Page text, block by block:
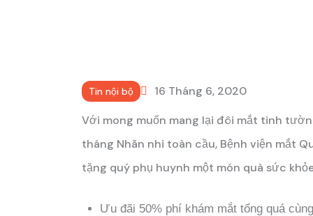
Tin nội bộ
16 Tháng 6, 2020
Với mong muốn mang lại đôi mắt tinh
tháng Nhãn nhi toàn cầu, Bệnh viện mắt
tặng quý phụ huynh một món quà sức
Ưu đãi 50% phí khám mắt tổng quá